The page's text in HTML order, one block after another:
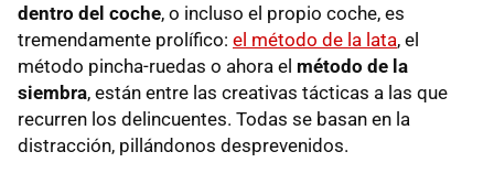
dentro del coche, o incluso el propio coche, es
tremendamente prolífico: el método de la lata, el
método pincha-ruedas o ahora el método de la
siembra, están entre las creativas tácticas a las que
recurren los delincuentes. Todas se basan en la
distracción, pillándonos desprevenidos.